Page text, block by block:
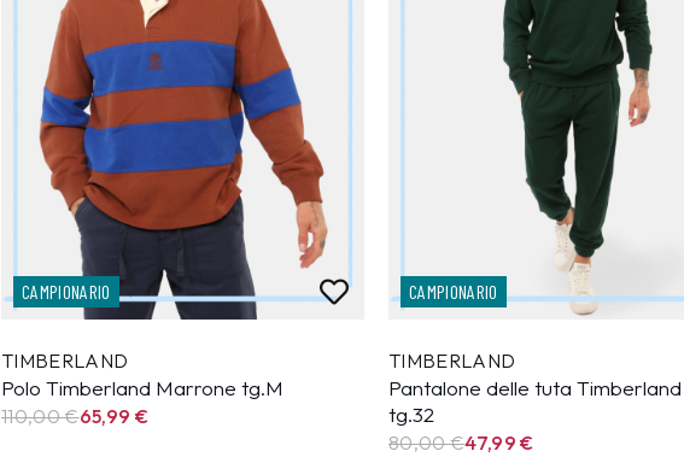
CAMPIONARIO
TIMBERLAND
Polo Timberland Marrone tg.M
110,00 €65,99 €
CAMPIONARIO
TIMBERLAND
Pantalone delle tuta
tg.32
80,00 €47,99€